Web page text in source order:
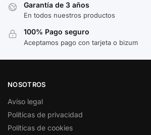
Garantía de 3 años
En todos nuestros productos
100% Pago seguro
Aceptamos pago con tarjeta o bizum
NOSOTROS
Aviso legal
Políticas de privacidad
Políticas de cookies